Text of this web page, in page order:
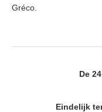
Gréco.
De
Eindelijk